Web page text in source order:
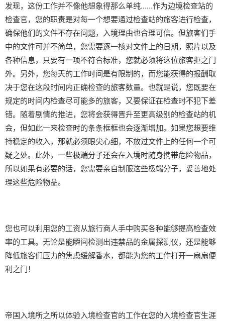
发现，这份工作并不像他想象得那么单纯……作为边境检查站的
检查官，您的职责是对每一个想要通过检查站的旅客进行检查，
确保他们的文件不存在问题，入境理由也合理可信。但旅客们手
中的文件可并不简单，您需要逐一核对文件上的日期，照片以及
各种信息，只要有一项不符合标准，您就必须将这位旅客拒之门
外。另外，您每天的工作时间是有限制的，而您能获得的报酬取
决于您在这段时间内正确检查的旅客数量。也就是说，您既要在
规定的时间内检查尽可能多的旅客，又要保证在检查时不犯下差
错。随着剧情的推进，您将会获得晋升至更高级别的检查站的机
会，但如此一来检查时的条条框框也会逐渐增加。如果您想要维
持稳定的收入，那就必须眼尖心细，不放过文件上的任何一个可
疑之处。此外，一些极端分子还会在入境时随身携带危险物品，
所以如果有必要的话，您需要亲自制服这些极端分子，妥善地处
理这些危险物品。
您也可以利用您的工资从旅行商人手中购买各种能够提高检查效
率的工具。无论是能瞬间检测出违禁品的金属探测仪，还是能够
降低旅客们压力的焦虑缓解香水，都能为您的工作打开一扇扇便
利之门！
帝国入境所之所以体验入境检查官的工作在您的入境检查官生涯